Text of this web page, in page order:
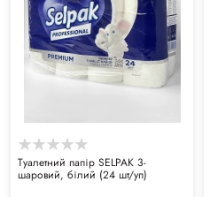
Туалетний папір SELPAK 3-
шаровий, білий (24 шт/уп)